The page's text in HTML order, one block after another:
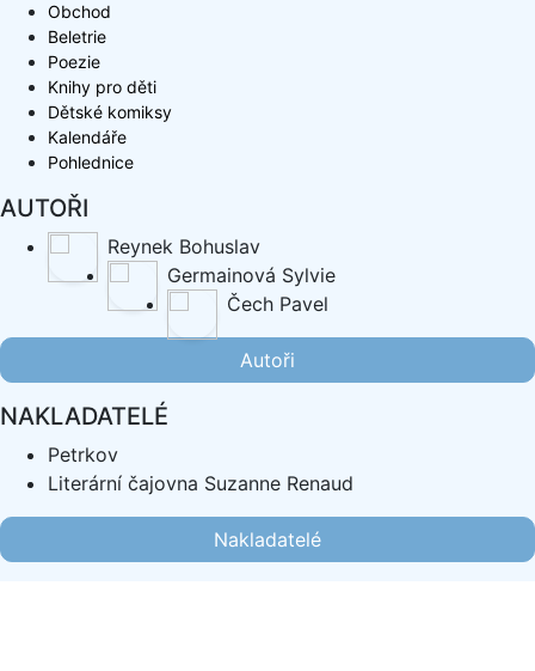
Obchod
Beletrie
Poezie
Knihy pro děti
Dětské komiksy
Kalendáře
Pohlednice
AUTOŘI
Reynek Bohuslav
Germainová Sylvie
Čech Pavel
Autoři
NAKLADATELÉ
Petrkov
Literární čajovna Suzanne Renaud
Nakladatelé